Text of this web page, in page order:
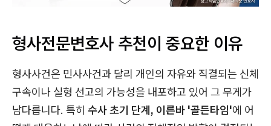
형사전문변호사 추천이 중요한 이유
형사사건은 민사사건과 달리 개인의 자유와 직결되는 신체
구속이나 실형 선고의 가능성을 내포하고 있어 그 무게가
남다릅니다. 특히 수사 초기 단계, 이른바 '골든타임'에 어